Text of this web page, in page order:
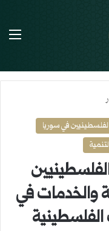
في سوريا
والخدمات في